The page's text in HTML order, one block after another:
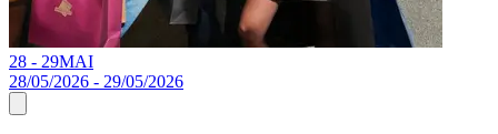
28 - 29MAI
28/05/2026 - 29/05/2026